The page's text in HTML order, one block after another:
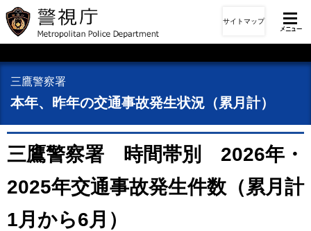
サイトマップ
三鷹警察署
本年、昨年の交通事故発生状況（累月計）
三鷹警察署 時間帯別 2026年・
2025年交通事故発生件数（累月計
1月から6月）